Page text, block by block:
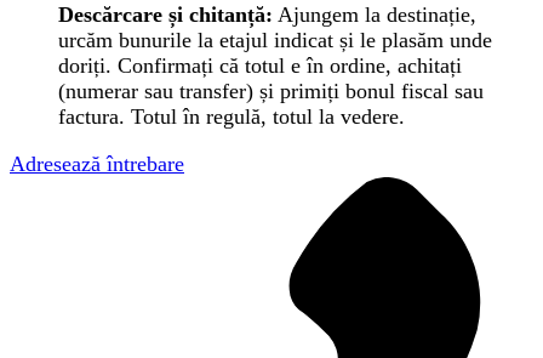
Descărcare și chitanță: Ajungem la destinație,
urcăm bunurile la etajul indicat și le plasăm unde
doriți. Confirmați că totul e în ordine, achitați
(numerar sau transfer) și primiți bonul fiscal sau
factura. Totul în regulă, totul la vedere.
Adresează întrebare